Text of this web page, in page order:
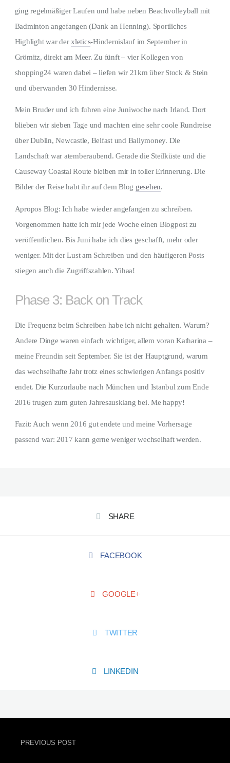
ging regelmäßiger Laufen und habe neben Beachvolleyball mit
Badminton angefangen (Dank an Henning). Sportliches
Highlight war derxletics-Hindernislauf im September in
Grömitz, direkt am Meer. Zu fünft – vier Kollegen von
shopping24 waren dabei – liefen wir 21km über Stock & Stein
und überwanden 30 Hindernisse.
Mein Bruder und ich fuhren eine Juniwoche nach Irland. Dort
blieben wir sieben Tage und machten eine sehr coole Rundreise
über Dublin, Newcastle, Belfast und Ballymoney. Die
Landschaft war atemberaubend. Gerade die Steilküste und die
Causeway Coastal Route bleiben mir in toller Erinnerung. Die
Bilder der Reise habt ihr auf dem Blog gesehen.
Apropos Blog: Ich habe wieder angefangen zu schreiben.
Vorgenommen hatte ich mir jede Woche einen Blogpost zu
veröffentlichen. Bis Juni habe ich dies geschafft, mehr oder
weniger. Mit der Lust am Schreiben und den häufigeren Posts
stiegen auch die Zugriffszahlen. Yihaa!
Phase 3: Back on Track
Die Frequenz beim Schreiben habe ich nicht gehalten. Warum?
Andere Dinge waren einfach wichtiger, allem voran Katharina –
meine Freundin seit September. Sie ist der Hauptgrund, warum
das wechselhafte Jahr trotz eines schwierigen Anfangs positiv
endet. Die Kurzurlaube nach München und Istanbul zum Ende
2016 trugen zum guten Jahresausklang bei. Me happy!
Fazit: Auch wenn 2016 gut endete und meine Vorhersage
passend war: 2017 kann gerne weniger wechselhaft werden.
SHARE
FACEBOOK
GOOGLE+
TWITTER
LINKEDIN
PREVIOUS POST